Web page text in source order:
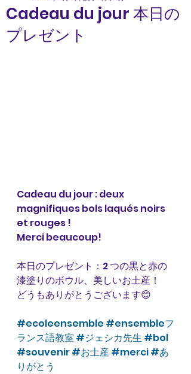
Cadeau du jour 本日の
プレゼント
Cadeau du jour : deux
magnifiques bols laqués noirs
et rouges !
Merci beaucoup!
本日のプレゼント：2 つの黒と赤の
漆塗りのボウル、美しいお土産！
どうもありがとうございます😊
#ecoleensemble #ensembleフ
ランス語教室#ジェシカ先生#bol
#souvenir#お土産#merci#あ
りがとう